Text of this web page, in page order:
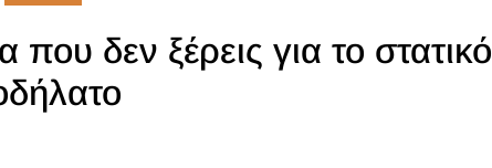
δεν ξέρεις για το στατικό